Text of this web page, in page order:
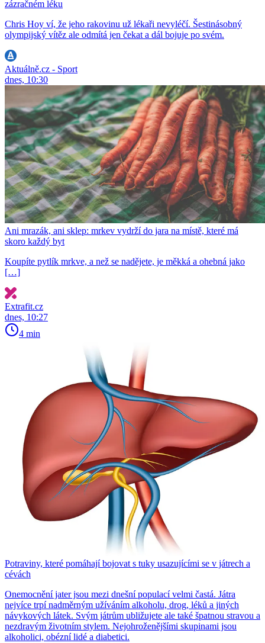
zázračném léku
Chris Hoy ví, že jeho rakovinu už lékaři nevyléčí. Šestinásobný
olympijský vítěz ale odmítá jen čekat a dál bojuje po svém.
Aktuálně.cz - Sport
dnes, 10:30
Ani mrazák, ani sklep: mrkev vydrží do jara na místě, které má
skoro každý byt
Koupíte pytlík mrkve, a než se nadějete, je měkká a ohebná jako
[…]
Extrafit.cz
dnes, 10:27
4 min
Potraviny, které pomáhají bojovat s tuky usazujícími se v játrech a
cévách
Onemocnění jater jsou mezi dnešní populací velmi častá. Játra
nejvíce trpí nadměrným užíváním alkoholu, drog, léků a jiných
návykových látek. Svým játrům ubližujete ale také špatnou stravou a
nezdravým životním stylem. Nejohroženějšími skupinami jsou
alkoholici, obézní lidé a diabetici.